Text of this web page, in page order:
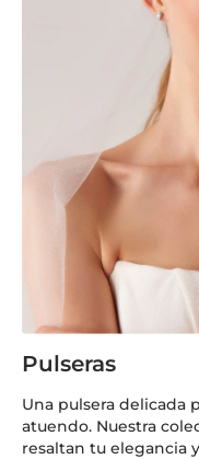
Pulseras
Una pulsera delicada
atuendo. Nuestra
resaltan tu elegancia